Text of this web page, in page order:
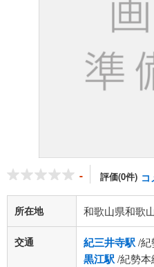
- 評価(0件) コ
所在地 和歌山県和歌
交通 紀三井寺駅/
黒江駅/紀勢